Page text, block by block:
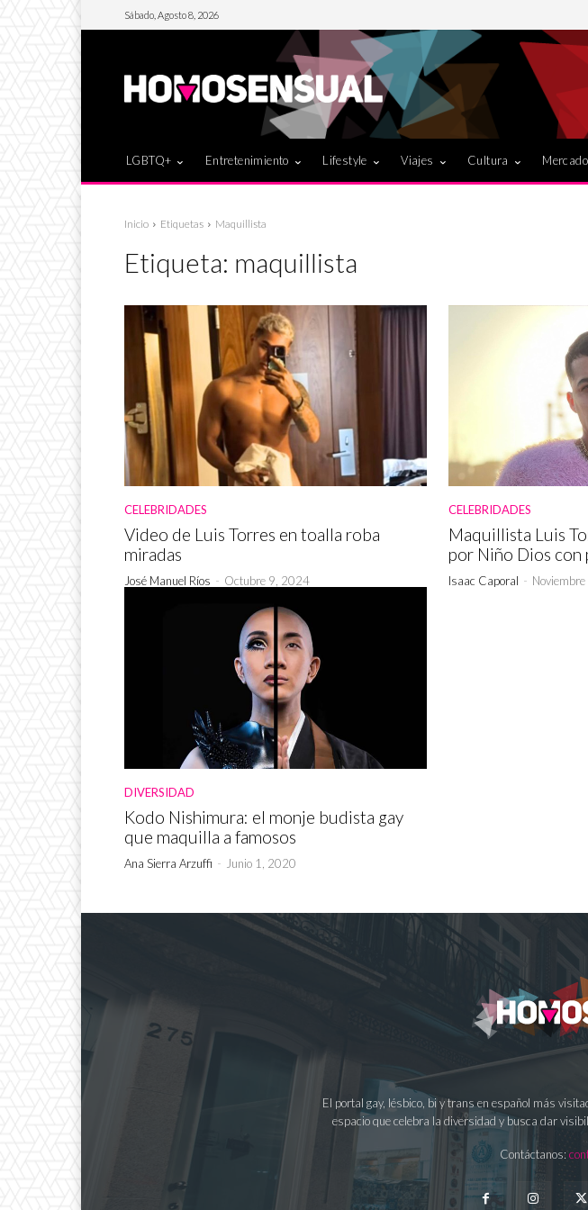
Sábado, Agosto 8, 2026
LGBTQ+ Entretenimiento Lifestyle Viajes Cultura
Inicio Etiquetas Maquillista
Etiqueta: maquillista
CELEBRIDADES
Video de Luis Torres en toalla roba
miradas
José Manuel Ríos - Octubre 9, 2024
CELEBRIDADES
Maquillista Luis
por Niño Dios con
Isaac Caporal -
DIVERSIDAD
Kodo Nishimura: el monje budista gay
que maquilla a famosos
Ana Sierra Arzuffi - Junio 1, 2020
El portal gay, lésbico, bi y trans en español más
espacio que celebra la diversidad y busca dar
Contáctanos: